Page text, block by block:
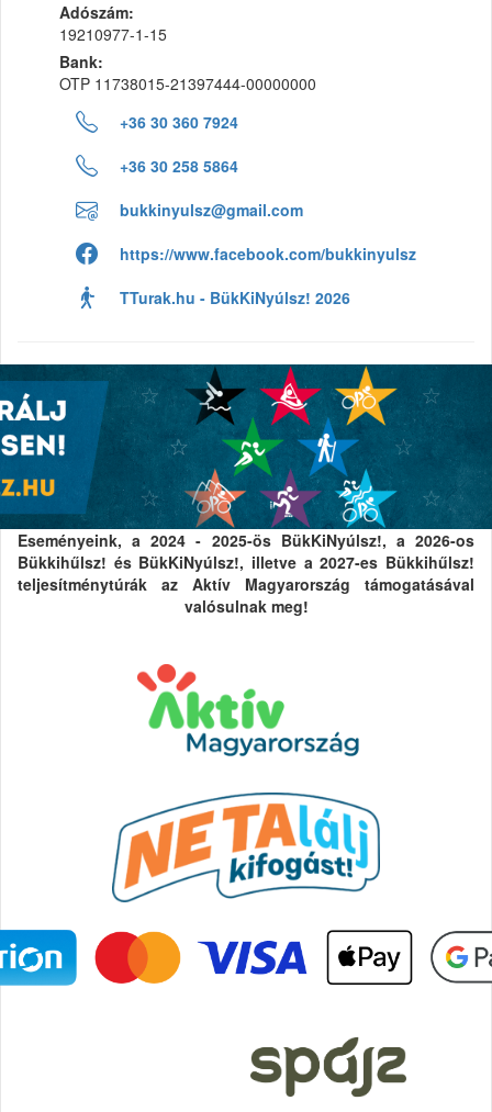
Adószám:
19210977-1-15
Bank:
OTP 11738015-21397444-00000000
+36 30 360 7924
+36 30 258 5864
bukkinyulsz@gmail.com
https://www.facebook.com/bukkinyulsz
TTurak.hu - BükKiNyúlsz! 2026
Eseményeink, a 2024 - 2025-ös BükKiNyúlsz!, a 2026-os
Bükkihűlsz! és BükKiNyúlsz!, illetve a 2027-es Bükkihűlsz!
teljesítménytúrák az Aktív Magyarország támogatásával
valósulnak meg!